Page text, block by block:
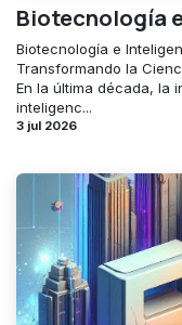
Biotecnología
Biotecnología e
Transformando la
En la última década, la
inteligenc...
3 jul 2026